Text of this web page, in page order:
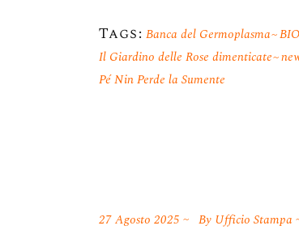
Tags: Banca del Germoplasma
Il Giardino delle Rose dimenticate
Pé Nin Perde la Sumente
27 Agosto 2025 By Ufficio Stampa